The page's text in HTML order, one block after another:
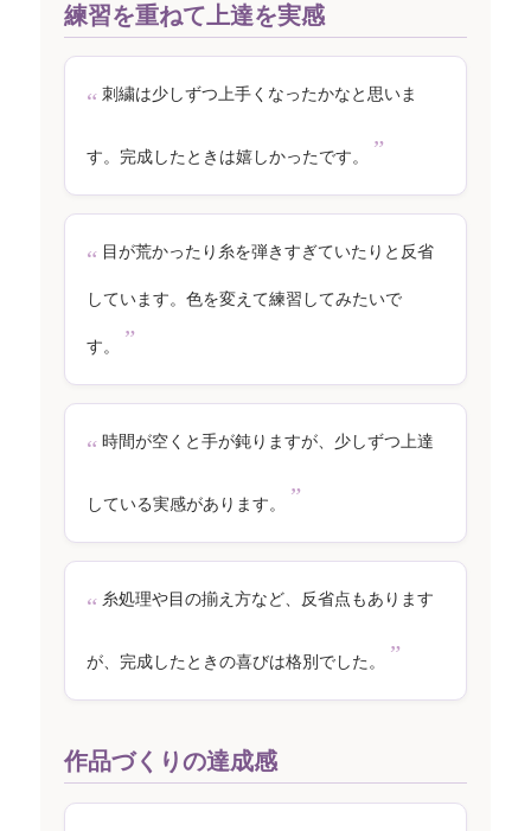
練習を重ねて上達を実感
刺繍は少しずつ上手くなったかなと思いま
す。完成したときは嬉しかったです。
目が荒かったり糸を弾きすぎていたりと反省
しています。色を変えて練習してみたいで
す。
時間が空くと手が鈍りますが、少しずつ上達
している実感があります。
糸処理や目の揃え方など、反省点もあります
が、完成したときの喜びは格別でした。
作品づくりの達成感